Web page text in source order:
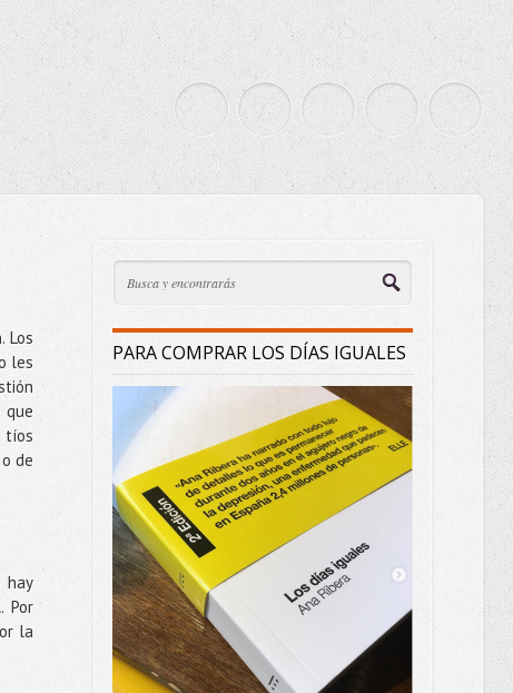
Los
les
que
tíos
de
hay
Por
la
PARA COMPRAR LOS DÍAS IGUALES